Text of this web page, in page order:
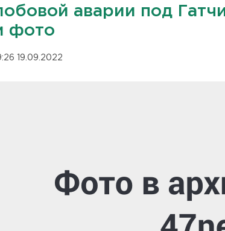
аварии под
фото
19.09.2022